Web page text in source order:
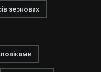
зернових